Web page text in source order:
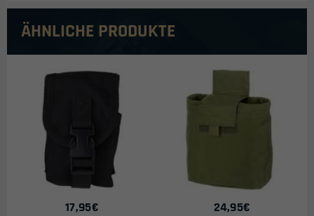
ÄHNLICHE PRODUKTE
17,95€ 24,95€